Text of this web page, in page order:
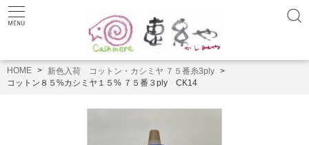
HOME
新色入荷 コットン・カシミヤ ７５番糸3ply
コットン８５%カシミヤ１５% ７５番３ply CK14